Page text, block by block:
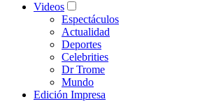
Videos
Espectáculos
Actualidad
Deportes
Celebrities
Dr Trome
Mundo
Edición Impresa